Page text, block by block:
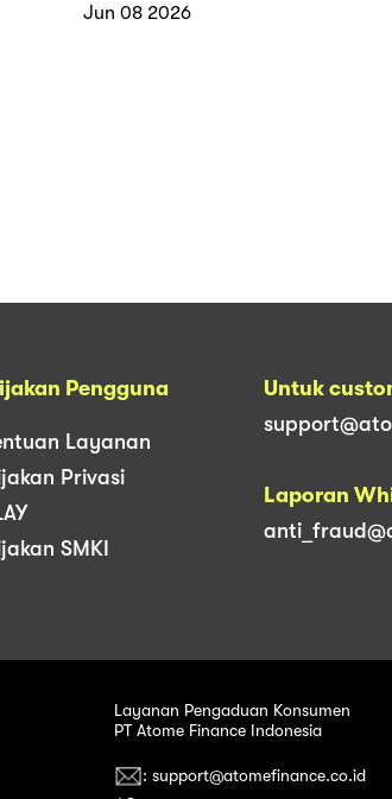
Jun 08 2026
Pengguna
Layanan
Privasi
SMKI
Untuk
Laporan
Layanan Pengaduan Konsumen
PT Atome Finance Indonesia
: support@atomefinance.co.id